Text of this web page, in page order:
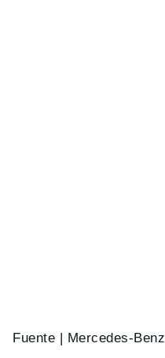
Fuente | Mercedes-Benz